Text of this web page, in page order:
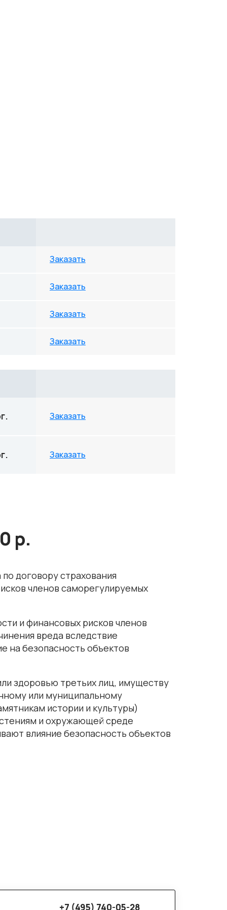
Заказать
Заказать
Заказать
Заказать
Заказать
Заказать
р.
по договору страхования
членов саморегулируемых
и финансовых рисков членов
вреда вследствие
на безопасность объектов
здоровью третьих лиц, имуществу
или муниципальному
истории и культуры)
и охружающей среде
влияние безопасность объектов
+7 (495) 740-05-28